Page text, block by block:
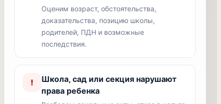
Оценим возраст, обстоятельства,
доказательства, позицию школы,
родителей, ПДН и возможные
последствия.
!
Школа, сад или секция нарушают
права ребенка